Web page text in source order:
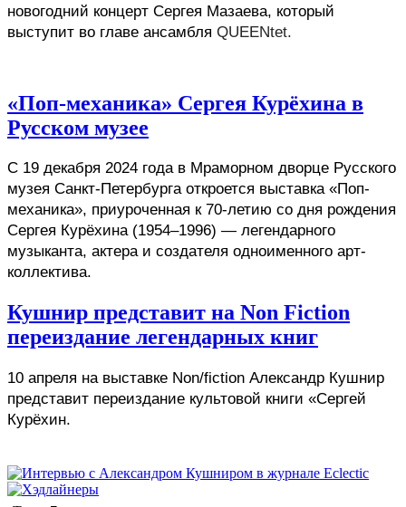
новогодний концерт Сергея Мазаева, который
выступит во главе ансамбля QUEENtet.
«Поп-механика» Сергея Курёхина в
Русском музее
С 19 декабря 2024 года в Мраморном дворце Русского
музея Санкт-Петербурга откроется выставка «Поп-
механика», приуроченная к 70-летию со дня рождения
Сергея Курёхина (1954–1996) — легендарного
музыканта, актера и создателя одноименного арт-
коллектива.
Кушнир представит на Non Fiction
переиздание легендарных книг
10 апреля на выставке Non/fiction Александр Кушнир
представит переиздание культовой книги «Сергей
Курёхин.